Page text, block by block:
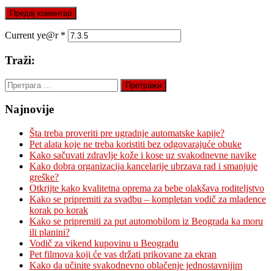
Current ye@r *
Traži:
Претрага
за:
Najnovije
Šta treba proveriti pre ugradnje automatske kapije?
Pet alata koje ne treba koristiti bez odgovarajuće obuke
Kako sačuvati zdravlje kože i kose uz svakodnevne navike
Kako dobra organizacija kancelarije ubrzava rad i smanjuje
greške?
Otkrijte kako kvalitetna oprema za bebe olakšava roditeljstvo
Kako se pripremiti za svadbu – kompletan vodič za mladence
korak po korak
Kako se pripremiti za put automobilom iz Beograda ka moru
ili planini?
Vodič za vikend kupovinu u Beogradu
Pet filmova koji će vas držati prikovane za ekran
Kako da učinite svakodnevno oblačenje jednostavnijim